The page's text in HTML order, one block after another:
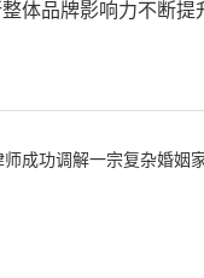
体品牌影响力不断提
成功调解一宗复杂婚姻